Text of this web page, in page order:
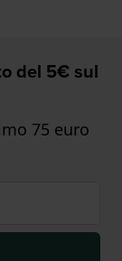
del 5€ sul
75 euro